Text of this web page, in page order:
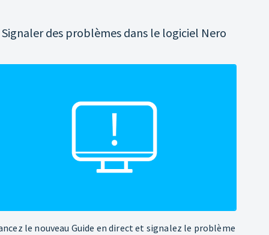
Signaler des problèmes dans le logiciel Nero
le nouveau Guide en direct et signalez le problème